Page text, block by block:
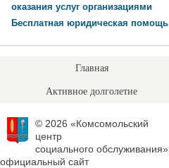
оказания услуг организациями
Бесплатная юридическая помощь
Главная
Активное долголетие
© 2026 «Комсомольский
центр
социального обслуживания»
официальный сайт